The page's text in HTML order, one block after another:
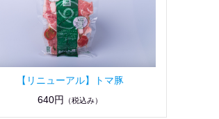
【リニューアル】トマ豚
640円
（税込み）